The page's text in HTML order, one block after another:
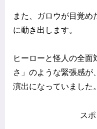
また、ガロウが目覚め
に動き出します。
ヒーローと怪人の全面
さ」のような緊張感が
演出になっていました。
ス